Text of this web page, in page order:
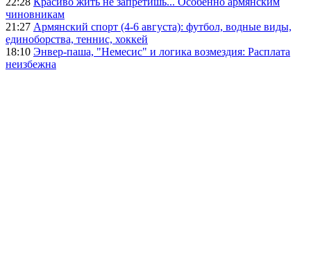
чиновникам
21:27 Армянский спорт (4-6 августа): футбол, водные виды,
единоборства, теннис, хоккей
18:10 Энвер-паша, "Немесис" и логика возмездия: Расплата
неизбежна